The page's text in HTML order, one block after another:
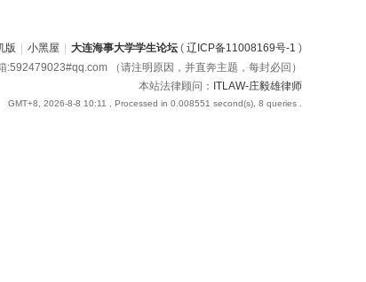
版 | 小黑屋 | 大连海事大学学生论坛 ( 辽ICP备11008169号-1 )
:592479023#qq.com （请注明原因，并直奔主题，每封必回）
本站法律顾问： ITLAW-庄毅雄律师
GMT+8, 2026-8-8 10:11 , Processed in 0.008551 second(s), 8 queries .